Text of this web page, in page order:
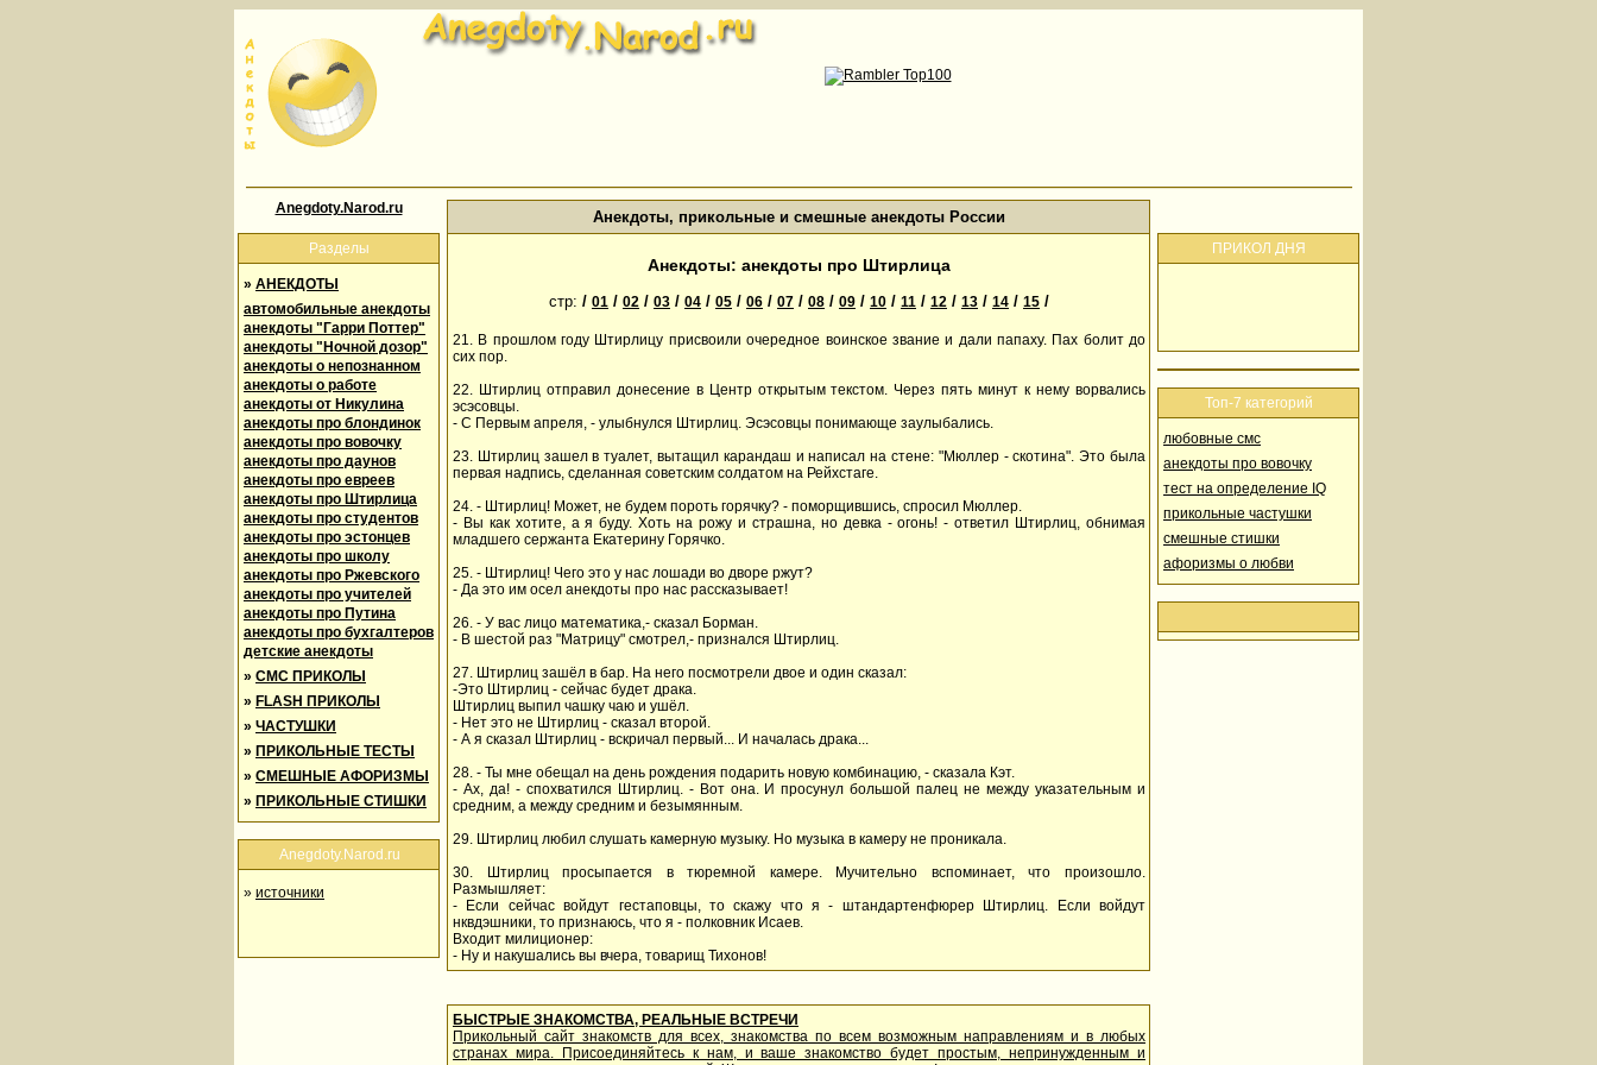
Anegdoty.Narod.ru
Разделы
» АНЕКДОТЫ
автомобильные анекдоты
анекдоты "Гарри Поттер"
анекдоты "Ночной дозор"
анекдоты о непознанном
анекдоты о работе
анекдоты от Никулина
анекдоты про блондинок
анекдоты про вовочку
анекдоты про даунов
анекдоты про евреев
анекдоты про Штирлица
анекдоты про студентов
анекдоты про эстонцев
анекдоты про школу
анекдоты про Ржевского
анекдоты про учителей
анекдоты про Путина
анекдоты про бухгалтеров
детские анекдоты
» СМС ПРИКОЛЫ
» FLASH ПРИКОЛЫ
» ЧАСТУШКИ
» ПРИКОЛЬНЫЕ ТЕСТЫ
» СМЕШНЫЕ АФОРИЗМЫ
» ПРИКОЛЬНЫЕ СТИШКИ
Anegdoty.Narod.ru
» источники
Анекдоты, прикольные и смешные анекдоты России
Анекдоты: анекдоты про Штирлица
стр: / 01 / 02 / 03 / 04 / 05 / 06 / 07 / 08 / 09 / 10 / 11 / 12 / 13 / 14 / 15 /
21. В прошлом году Штирлицу присвоили очередное воинское звание и дали папаху. Пах болит до
сих пор.
22. Штирлиц отправил донесение в Центр открытым текстом. Через пять минут к нему ворвались
эсэсовцы.
- С Первым апреля, - улыбнулся Штирлиц. Эсэсовцы понимающе заулыбались.
23. Штирлиц зашел в туалет, вытащил карандаш и написал на стене: "Мюллер - скотина". Это была
первая надпись, сделанная советским солдатом на Рейхстаге.
24. - Штирлиц! Может, не будем пороть горячку? - поморщившись, спросил Мюллер.
- Вы как хотите, а я буду. Хоть на рожу и страшна, но девка - огонь! - ответил Штирлиц, обнимая
младшего сержанта Екатерину Горячко.
25. - Штирлиц! Чего это у нас лошади во дворе ржут?
- Да это им осел анекдоты про нас рассказывает!
26. - У вас лицо математика,- сказал Борман.
- В шестой раз "Матрицу" смотрел,- признался Штирлиц.
27. Штирлиц зашёл в бар. На него посмотрели двое и один сказал:
-Это Штирлиц - сейчас будет драка.
Штирлиц выпил чашку чаю и ушёл.
- Нет это не Штирлиц - сказал второй.
- А я сказал Штирлиц - вскричал первый... И началась драка...
28. - Ты мне обещал на день рождения подарить новую комбинацию, - сказала Кэт.
- Ах, да! - спохватился Штирлиц. - Вот она. И просунул большой палец не между указательным и
средним, а между средним и безымянным.
29. Штирлиц любил слушать камерную музыку. Но музыка в камеру не проникала.
30. Штирлиц просыпается в тюремной камере. Мучительно вспоминает, что произошло.
Размышляет:
- Если сейчас войдут гестаповцы, то скажу что я - штандартенфюрер Штирлиц. Если войдут
нквдэшники, то признаюсь, что я - полковник Исаев.
Входит милиционер:
- Ну и накушались вы вчера, товарищ Тихонов!
БЫСТРЫЕ ЗНАКОМСТВА, РЕАЛЬНЫЕ ВСТРЕЧИ
Прикольный сайт знакомств для всех, знакомства по всем возможным направлениям и в любых
странах мира. Присоединяйтесь к нам, и ваше знакомство будет простым, непринужденным и
ПРИКОЛ ДНЯ
Топ-7 категорий
любовные смс
анекдоты про вовочку
тест на определение IQ
прикольные частушки
смешные стишки
афоризмы о любви